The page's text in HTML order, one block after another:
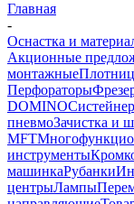
Главная
-
Оснастка и
Акционные
монтажные
Перфораторы
DOMINO
пневмоЗачистка и
MFT
инструменты
машинкаРубанки
центрыЛампы